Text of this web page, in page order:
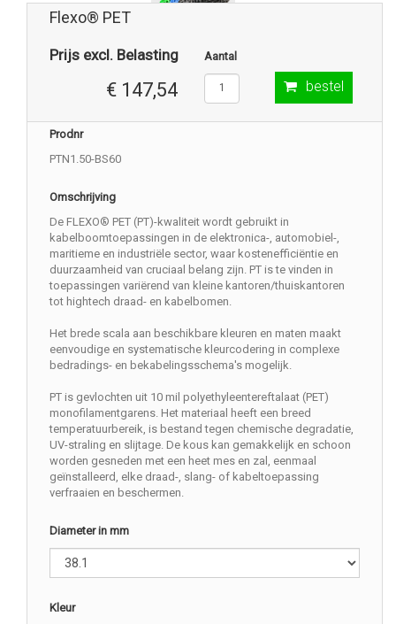
Flexo® PET
Prijs excl. Belasting
€ 147,54
Aantal
bestel
Prodnr
PTN1.50-BS60
Omschrijving
De FLEXO® PET (PT)-kwaliteit wordt gebruikt in
kabelboomtoepassingen in de elektronica-, automobiel-,
maritieme en industriële sector, waar kostenefficiëntie en
duurzaamheid van cruciaal belang zijn. PT is te vinden in
toepassingen variërend van kleine kantoren/thuiskantoren
tot hightech draad- en kabelbomen.
Het brede scala aan beschikbare kleuren en maten maakt
eenvoudige en systematische kleurcodering in complexe
bedradings- en bekabelingsschema's mogelijk.
PT is gevlochten uit 10 mil polyethyleentereftalaat (PET)
monofilamentgarens. Het materiaal heeft een breed
temperatuurbereik, is bestand tegen chemische degradatie,
UV-straling en slijtage. De kous kan gemakkelijk en schoon
worden gesneden met een heet mes en zal, eenmaal
geïnstalleerd, elke draad-, slang- of kabeltoepassing
verfraaien en beschermen.
Diameter in mm
Kleur